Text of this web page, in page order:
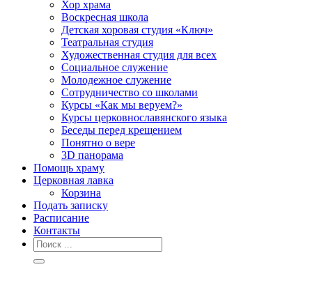
Хор храма
Воскресная школа
Детская хоровая студия «Ключ»
Театральная студия
Х​удожественная студия для всех
Социальное служение
Молодежное служение
Сотрудничество со школами
Курсы «Как мы веруем?»
Курсы церковнославянского языка
Беседы перед крещением
Понятно о вере
3D панорама
Помощь храму
Церковная лавка
Корзина
Подать записку
Расписание
Контакты